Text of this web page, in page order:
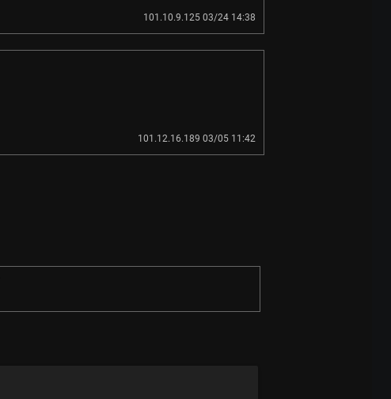
101.10.9.125 03/24 14:38
101.12.16.189 03/05 11:42